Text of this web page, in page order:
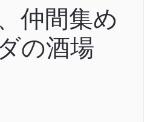
仲間集め
の酒場